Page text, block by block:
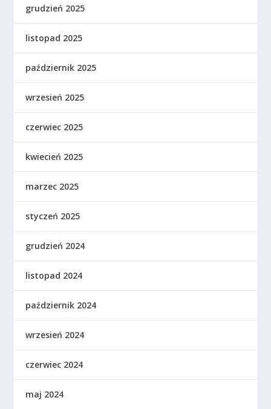
grudzień 2025
listopad 2025
październik 2025
wrzesień 2025
czerwiec 2025
kwiecień 2025
marzec 2025
styczeń 2025
grudzień 2024
listopad 2024
październik 2024
wrzesień 2024
czerwiec 2024
maj 2024